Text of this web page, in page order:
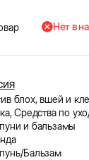
Нет в
блох, вшей и
Средства по
и бальзамы
Бальзам